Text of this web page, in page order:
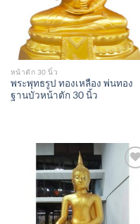
หน้าตัก 30 นิ้ว
พระพุทธรูป ทองเหลือง พ่นทอง
ฐานบัวหน้าตัก 30 นิ้ว
Add to
Wishlist